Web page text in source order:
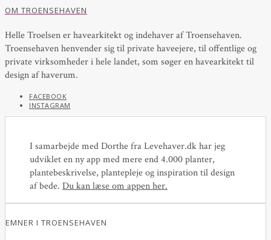
OM TROENSEHAVEN
Helle Troelsen er havearkitekt og indehaver af Troensehaven.
Troensehaven henvender sig til private haveejere, til offentlige og
private virksomheder i hele landet, som søger en havearkitekt til
design af haverum.
FACEBOOK
INSTAGRAM
I samarbejde med Dorthe fra Levehaver.dk har jeg
udviklet en ny app med mere end 4.000 planter,
plantebeskrivelse, plantepleje og inspiration til design
af bede. Du kan læse om appen her.
EMNER I TROENSEHAVEN